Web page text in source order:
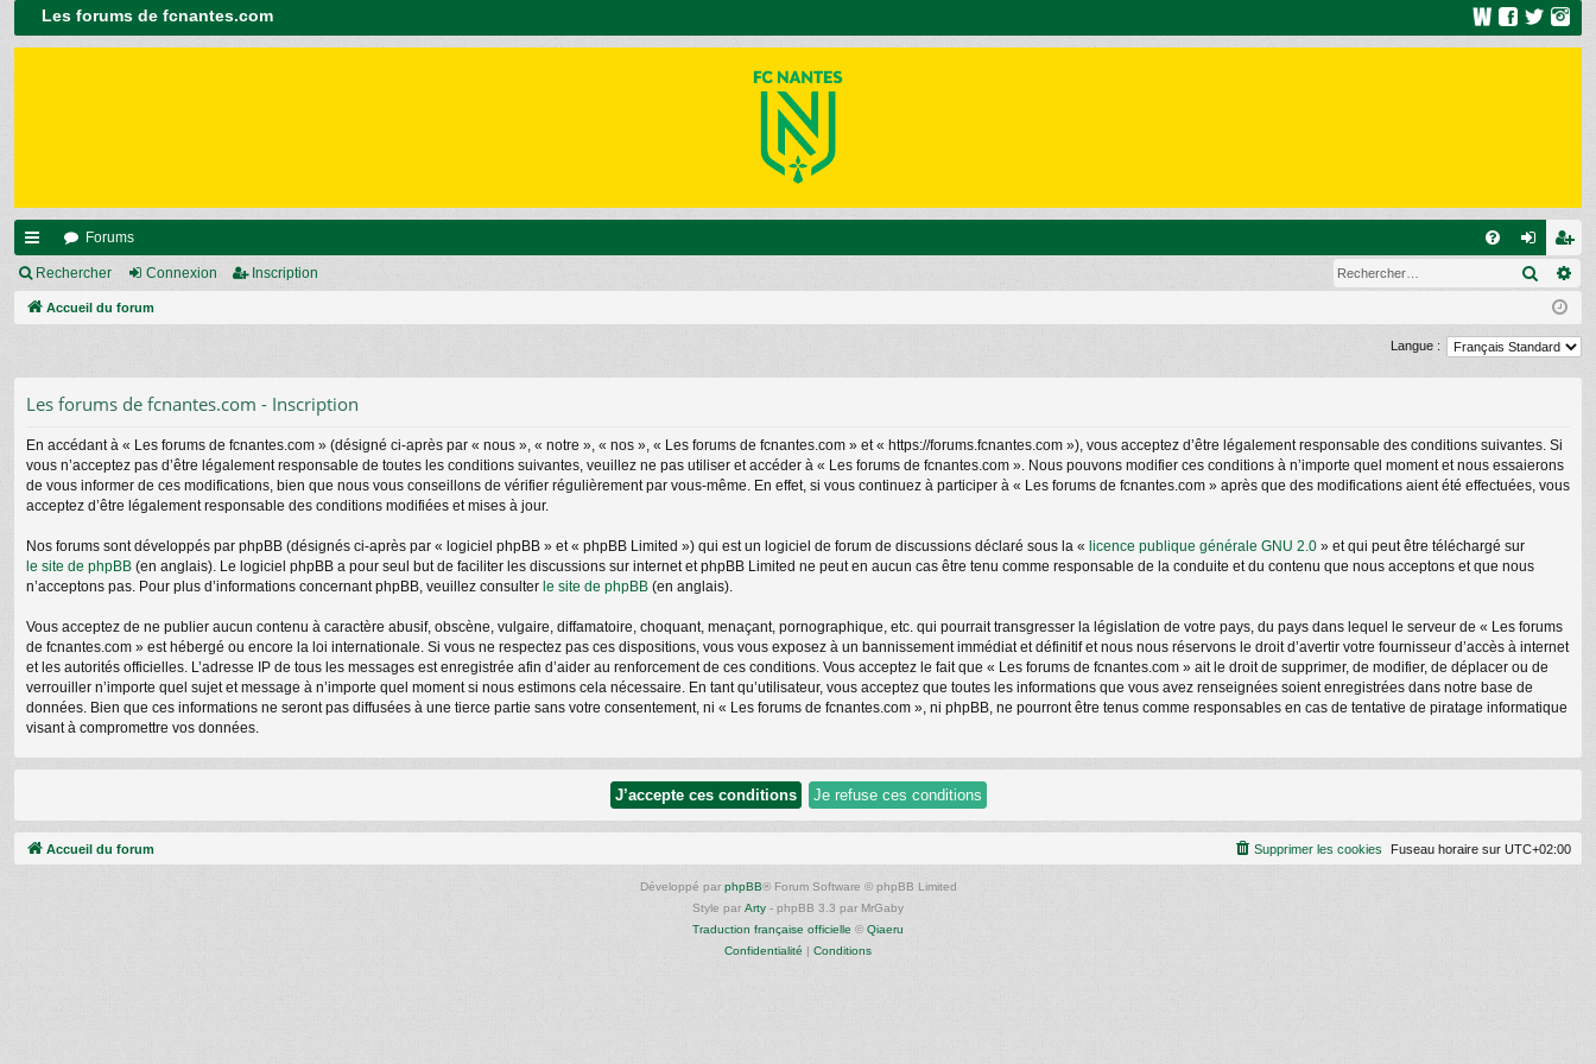
Les forums de fcnantes.com
ac
co
ci
s
Forums
on
xi
on
ns
cri
pti
on
Rechercher Connexion Inscription
Accueil du forum
Langue :
Les forums de fcnantes.com - Inscription
En accédant à « Les forums de fcnantes.com » (désigné ci-après par « nous », « notre », « nos », « Les forums de fcnantes.com » et « https://forums.fcnantes.com »), vous acceptez d’être légalement responsable des conditions suivantes. Si
vous n’acceptez pas d’être légalement responsable de toutes les conditions suivantes, veuillez ne pas utiliser et accéder à « Les forums de fcnantes.com ». Nous pouvons modifier ces conditions à n’importe quel moment et nous essaierons
de vous informer de ces modifications, bien que nous vous conseillons de vérifier régulièrement par vous-même. En effet, si vous continuez à participer à « Les forums de fcnantes.com » après que des modifications aient été effectuées, vous
acceptez d’être légalement responsable des conditions modifiées et mises à jour.
Nos forums sont développés par phpBB (désignés ci-après par « logiciel phpBB » et « phpBB Limited ») qui est un logiciel de forum de discussions déclaré sous la « licence publique générale GNU 2.0 » et qui peut être téléchargé sur
le site de phpBB (en anglais). Le logiciel phpBB a pour seul but de faciliter les discussions sur internet et phpBB Limited ne peut en aucun cas être tenu comme responsable de la conduite et du contenu que nous acceptons et que nous
n’acceptons pas. Pour plus d’informations concernant phpBB, veuillez consulter le site de phpBB (en anglais).
Vous acceptez de ne publier aucun contenu à caractère abusif, obscène, vulgaire, diffamatoire, choquant, menaçant, pornographique, etc. qui pourrait transgresser la législation de votre pays, du pays dans lequel le serveur de « Les forums
de fcnantes.com » est hébergé ou encore la loi internationale. Si vous ne respectez pas ces dispositions, vous vous exposez à un bannissement immédiat et définitif et nous nous réservons le droit d’avertir votre fournisseur d’accès à internet
et les autorités officielles. L’adresse IP de tous les messages est enregistrée afin d’aider au renforcement de ces conditions. Vous acceptez le fait que « Les forums de fcnantes.com » ait le droit de supprimer, de modifier, de déplacer ou de
verrouiller n’importe quel sujet et message à n’importe quel moment si nous estimons cela nécessaire. En tant qu’utilisateur, vous acceptez que toutes les informations que vous avez renseignées soient enregistrées dans notre base de
données. Bien que ces informations ne seront pas diffusées à une tierce partie sans votre consentement, ni « Les forums de fcnantes.com », ni phpBB, ne pourront être tenus comme responsables en cas de tentative de piratage informatique
visant à compromettre vos données.
Accueil du forum Fuseau horaire sur UTC+02:00
Supprimer les cookies
Développé par phpBB® Forum Software © phpBB Limited
Style par Arty - phpBB 3.3 par MrGaby
Traduction française officielle © Qiaeru
Confidentialité | Conditions